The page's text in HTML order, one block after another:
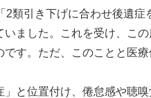
類引き下げに合わせ後遺症
いました。これを受け、こ
す。ただ、このことと医
と位置付け、倦怠感や聴嗅